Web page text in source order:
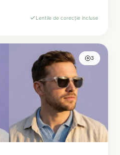
Lentile de corecție incluse
3